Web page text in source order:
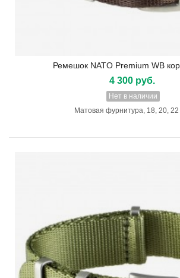
Ремешок NATO Premium WB
4 300 руб.
Нет в наличии
Матовая фурнитура, 18, 20,